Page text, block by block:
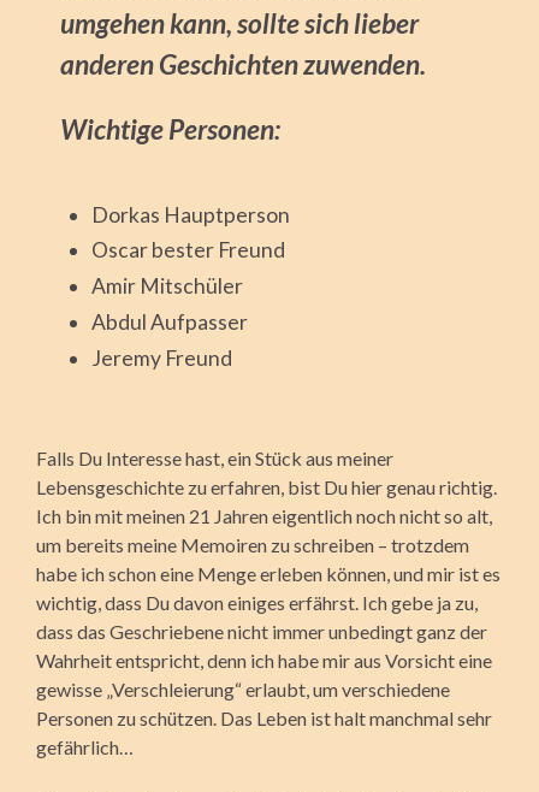
umgehen kann, sollte sich lieber
anderen Geschichten zuwenden.
Wichtige Personen:
Dorkas Hauptperson
Oscar bester Freund
Amir Mitschüler
Abdul Aufpasser
Jeremy Freund
Falls Du Interesse hast, ein Stück aus meiner
Lebensgeschichte zu erfahren, bist Du hier genau richtig.
Ich bin mit meinen 21 Jahren eigentlich noch nicht so alt,
um bereits meine Memoiren zu schreiben – trotzdem
habe ich schon eine Menge erleben können, und mir ist es
wichtig, dass Du davon einiges erfährst. Ich gebe ja zu,
dass das Geschriebene nicht immer unbedingt ganz der
Wahrheit entspricht, denn ich habe mir aus Vorsicht eine
gewisse „Verschleierung“ erlaubt, um verschiedene
Personen zu schützen. Das Leben ist halt manchmal sehr
gefährlich…